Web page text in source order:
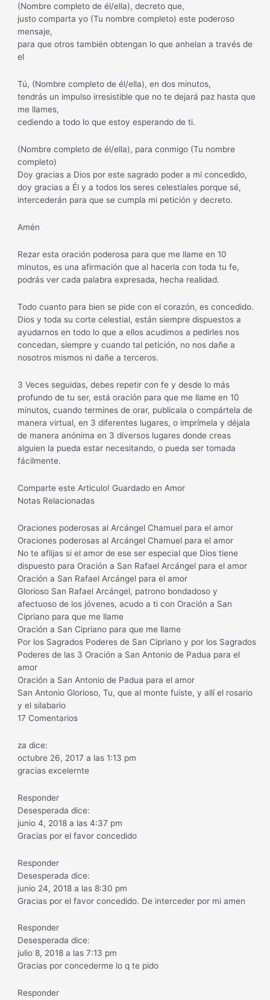
(Nombre completo de él/ella), decreto que,
justo comparta yo (Tu nombre completo) este poderoso
mensaje,
para que otros también obtengan lo que anhelan a través de
el
Tú, (Nombre completo de él/ella), en dos minutos,
tendrás un impulso irresistible que no te dejará paz hasta que
me llames,
cediendo a todo lo que estoy esperando de ti.
(Nombre completo de él/ella), para conmigo (Tu nombre
completo)
Doy gracias a Dios por este sagrado poder a mi concedido,
doy gracias a Él y a todos los seres celestiales porque sé,
intercederán para que se cumpla mi petición y decreto.
Amén
Rezar esta oración poderosa para que me llame en 10
minutos, es una afirmación que al hacerla con toda tu fe,
podrás ver cada palabra expresada, hecha realidad.
Todo cuanto para bien se pide con el corazón, es concedido.
Dios y toda su corte celestial, están siempre dispuestos a
ayudarnos en todo lo que a ellos acudimos a pedirles nos
concedan, siempre y cuando tal petición, no nos dañe a
nosotros mismos ni dañe a terceros.
3 Veces seguidas, debes repetir con fe y desde lo más
profundo de tu ser, está oración para que me llame en 10
minutos, cuando termines de orar, publicala o compártela de
manera virtual, en 3 diferentes lugares, o imprímela y déjala
de manera anónima en 3 diversos lugares donde creas
alguien la pueda estar necesitando, o pueda ser tomada
fácilmente.
Comparte este Articulo! Guardado en Amor
Notas Relacionadas
Oraciones poderosas al Arcángel Chamuel para el amor
Oraciones poderosas al Arcángel Chamuel para el amor
No te aflijas si el amor de ese ser especial que Dios tiene
dispuesto para Oración a San Rafael Arcángel para el amor
Oración a San Rafael Arcángel para el amor
Glorioso San Rafael Arcángel, patrono bondadoso y
afectuoso de los jóvenes, acudo a ti con Oración a San
Cipriano para que me llame
Oración a San Cipriano para que me llame
Por los Sagrados Poderes de San Cipriano y por los Sagrados
Poderes de las 3 Oración a San Antonio de Padua para el
amor
Oración a San Antonio de Padua para el amor
San Antonio Glorioso, Tu, que al monte fuiste, y allí el rosario
y el silabario
17 Comentarios
za dice:
octubre 26, 2017 a las 1:13 pm
gracias excelernte
Responder
Desesperada dice:
junio 4, 2018 a las 4:37 pm
Gracias por el favor concedido
Responder
Desesperada dice:
junio 24, 2018 a las 8:30 pm
Gracias por el favor concedido. De interceder por mi amen
Responder
Desesperada dice:
julio 8, 2018 a las 7:13 pm
Gracias por concederme lo q te pido
Responder